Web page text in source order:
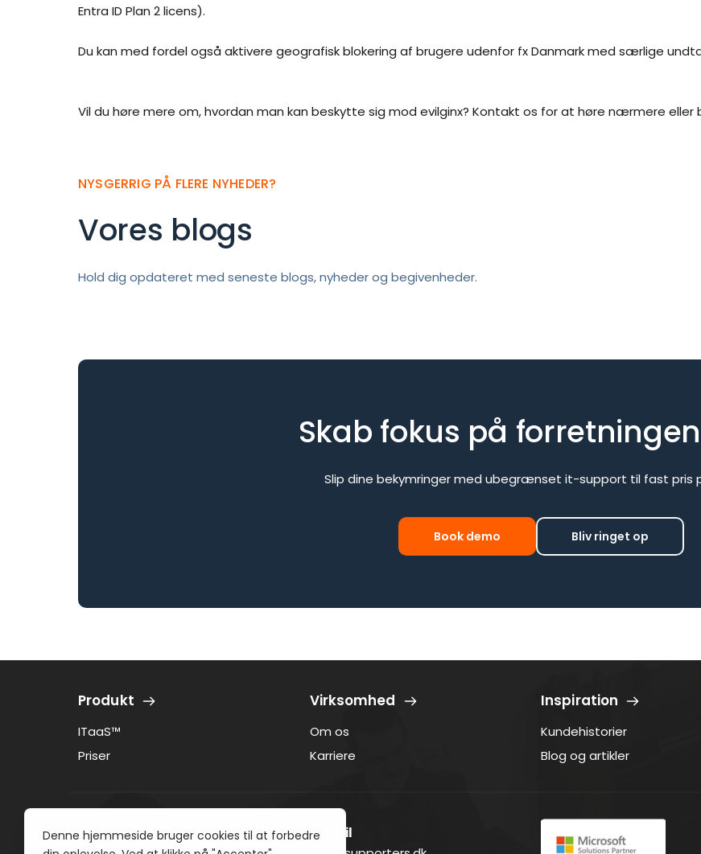
Entra ID Plan 2 licens).
Du kan med fordel også aktivere geografisk blokering af brugere udenfor fx Danmark med særlige
Vil du høre mere om, hvordan man kan beskytte sig mod evilginx? Kontakt os for at høre nærmere eller
NYSGERRIG PÅ FLERE NYHEDER?
Vores blogs
Hold dig opdateret med seneste blogs, nyheder og begivenheder.
Skab fokus på
Slip dine bekymringer med ubegrænset it-support til fast pris
Book demo Bliv ringet op
Produkt
ITaaS™
Priser
Virksomhed
Om os
Karriere
Inspiration
Kundehistorier
Blog og artikler
Telefon
E-mail﻿